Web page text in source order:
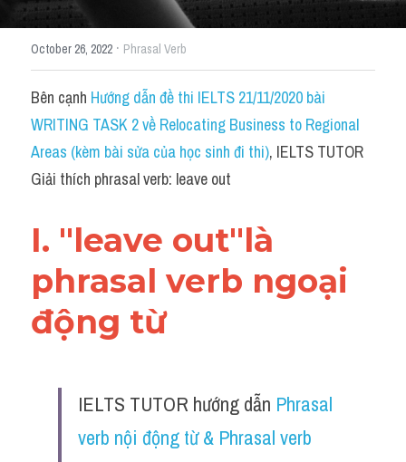
Idioms trái nghĩa
Antonym
Idiom
Grammar
Word form
Cách dùng từ
Phân biệt từ
Speaking
Writing
October 26, 2022 · Phrasal Verb
Bên cạnh Hướng dẫn đề thi IELTS 21/11/2020 bài
WRITING TASK 2 về Relocating Business to Regional
Areas (kèm bài sửa của học sinh đi thi), IELTS TUTOR
Giải thích phrasal verb: leave out
I. "leave out"là
phrasal verb ngoại
động từ
IELTS TUTOR hướng dẫn Phrasal
verb nội động từ & Phrasal verb